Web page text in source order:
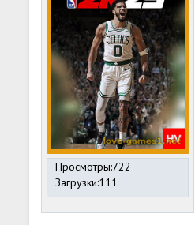
Просмотры:722
Загрузки:111